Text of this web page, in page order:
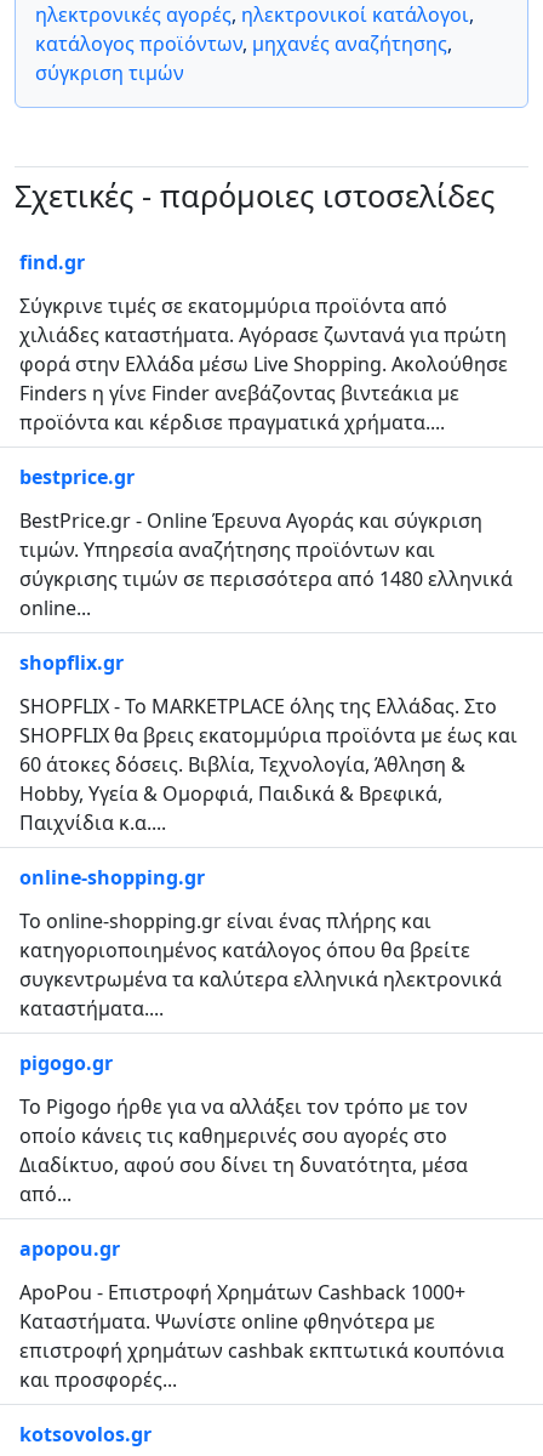
ηλεκτρονικές αγορές, ηλεκτρονικοί κατάλογοι,
κατάλογος προϊόντων, μηχανές αναζήτησης,
σύγκριση τιμών
Σχετικές - παρόμοιες ιστοσελίδες
find.gr
Σύγκρινε τιμές σε εκατομμύρια προϊόντα από
χιλιάδες καταστήματα. Αγόρασε ζωντανά για πρώτη
φορά στην Ελλάδα μέσω Live Shopping. Ακολούθησε
Finders η γίνε Finder ανεβάζοντας βιντεάκια με
προϊόντα και κέρδισε πραγματικά χρήματα....
bestprice.gr
BestPrice.gr - Online Έρευνα Αγοράς και σύγκριση
τιμών. Υπηρεσία αναζήτησης προϊόντων και
σύγκρισης τιμών σε περισσότερα από 1480 ελληνικά
online...
shopflix.gr
SHOPFLIX - Το MARKETPLACE όλης της Ελλάδας. Στο
SHOPFLIX θα βρεις εκατομμύρια προϊόντα με έως και
60 άτοκες δόσεις. Βιβλία, Τεχνολογία, Άθληση &
Hobby, Υγεία & Ομορφιά, Παιδικά & Βρεφικά,
Παιχνίδια κ.α....
online-shopping.gr
Το online-shopping.gr είναι ένας πλήρης και
κατηγοριοποιημένος κατάλογος όπου θα βρείτε
συγκεντρωμένα τα καλύτερα ελληνικά ηλεκτρονικά
καταστήματα....
pigogo.gr
Το Pigogo ήρθε για να αλλάξει τον τρόπο με τον
οποίο κάνεις τις καθημερινές σου αγορές στο
Διαδίκτυο, αφού σου δίνει τη δυνατότητα, μέσα
από...
apopou.gr
ApoPou - Επιστροφή Χρημάτων Cashback 1000+
Καταστήματα. Ψωνίστε online φθηνότερα με
επιστροφή χρημάτων cashbak εκπτωτικά κουπόνια
και προσφορές...
kotsovolos.gr